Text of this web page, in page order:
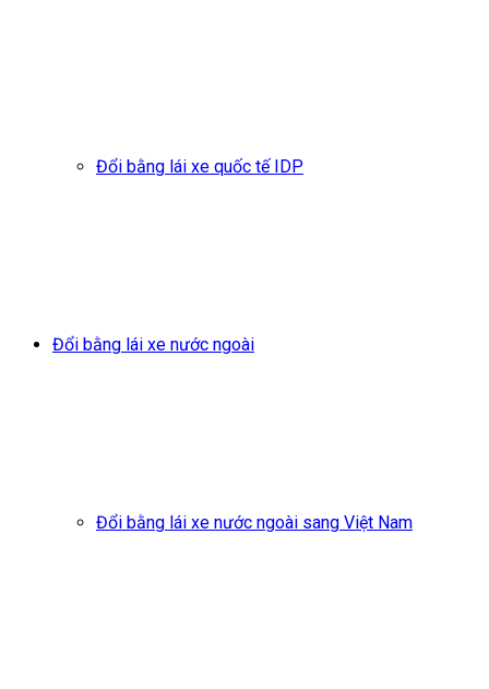
Đổi bằng lái xe quốc tế IDP
Đổi bằng lái xe nước ngoài
Đổi bằng lái xe nước ngoài sang Việt Nam